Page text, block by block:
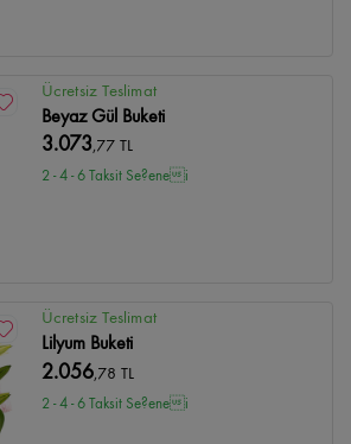
Ücretsiz Teslimat
Beyaz Gül Buketi
3.073,77 TL
2 - 4 - 6 Taksit Se?enei
Ücretsiz Teslimat
Lilyum Buketi
2.056,78 TL
2 - 4 - 6 Taksit Se?enei